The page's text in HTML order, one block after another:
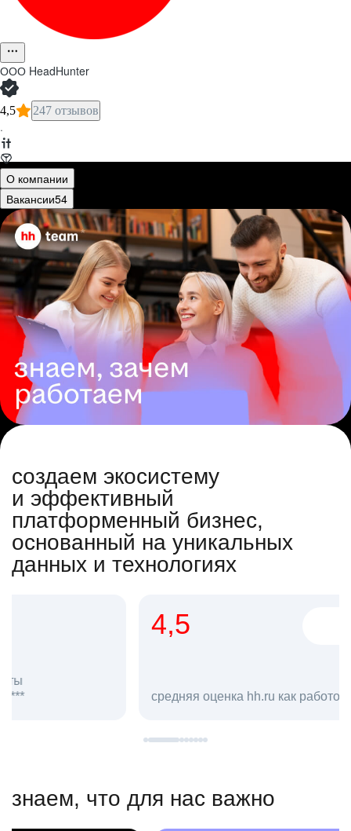
ООО HeadHunter
4,5 247 отзывов
·
О компании
Вакансии54
создаем экосистему
и эффективный
платформенный бизнес,
основанный на уникальных
данных и технологиях
средняя оценка hh.ru как работодателя **
в hh.ru
знаем, что для нас важно